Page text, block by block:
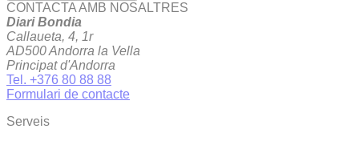
CONTACTA AMB NOSALTRES
Diari Bondia
Callaueta, 4, 1r
AD500 Andorra la Vella
Principat d'Andorra
Tel. +376 80 88 88
Formulari de contacte
Serveis